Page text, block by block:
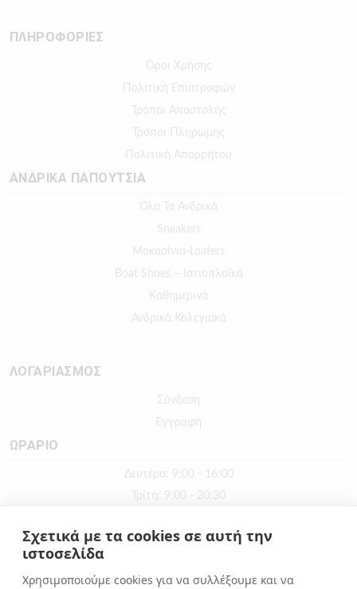
ΠΛΗΡΟΦΟΡΙΕΣ
Όροι Χρήσης
Πολιτική Επιστροφών
Τρόποι Αποστολής
Τρόποι Πληρωμής
Πολιτική Απορρήτου
ΑΝΔΡΙΚΑ ΠΑΠΟΥΤΣΙΑ
Όλα Τα Ανδρικά
Sneakers
Μοκασίνια-Loafers
Boat Shoes – Ιστιοπλοϊκά
Καθημερινά
Ανδρικά Κολεγιακά
ΛΟΓΑΡΙΑΣΜΟΣ
Σύνδεση
Εγγραφή
ΩΡΑΡΙΟ
Δευτέρα: 9:00 - 16:00
Τρίτη: 9:00 - 20:30
Πέμπτη: 9:00 - 20:30
Σάββατο: 9:00 - 16:00
Σχετικά με τα cookies σε αυτή την
ιστοσελίδα
Χρησιμοποιούμε cookies για να συλλέξουμε και να